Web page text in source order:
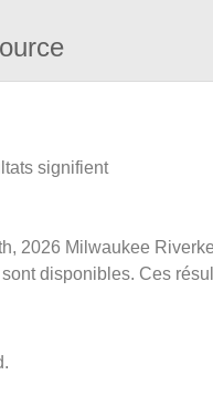
signifient
2026 Milwaukee
disponibles. Ces